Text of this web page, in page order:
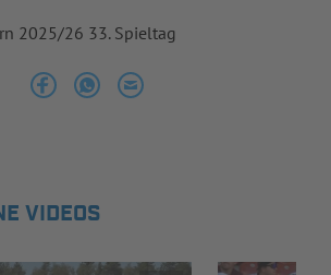
SPIELPLUS
2025/26 33. Spieltag
VIDEOS